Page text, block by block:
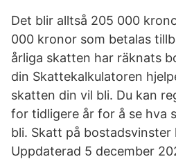
Det blir alltså 205 000
000 kronor som betalas
årliga skatten har räknats
din Skattekalkulatoren
skatten din vil bli. Du kan
for tidligere år for å se hva
bli. Skatt på bostadsvinster
Uppdaterad 5 december